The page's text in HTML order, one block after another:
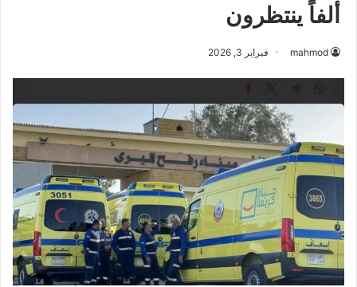
ألفاً ينتظرون
mahmod فبراير 3, 2026